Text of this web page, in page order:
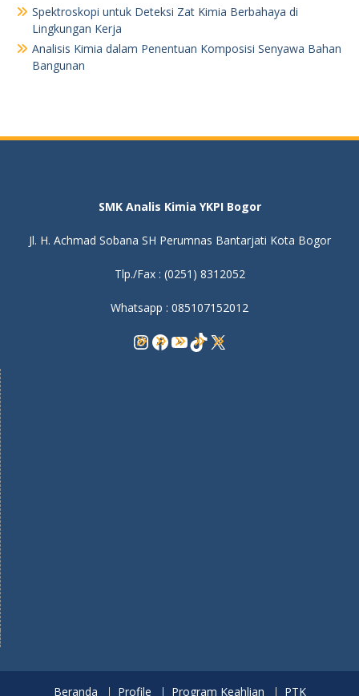
Spektroskopi untuk Deteksi Zat Kimia Berbahaya di
Lingkungan Kerja
Analisis Kimia dalam Penentuan Komposisi Senyawa Bahan
Bangunan
SMK Analis Kimia YKPI Bogor
Jl. H. Achmad Sobana SH Perumnas Bantarjati Kota Bogor
Tlp./Fax : (0251) 8312052
Whatsapp : 085107152012
Instagram
Facebook
YouTube
TikTok
X
Beranda Profile Program Keahlian PTK